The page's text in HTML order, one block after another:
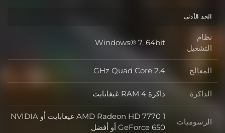
الحد الأدنى
نظام
التشغيل
نظام التشغيل
Windows® 7, 64bit
المعالج المعالج
2.4 GHz Quad Core
الذاكرة الذاكرة
ذاكرة RAM 4 غيغابايت
الرسوميات الرسوميات
AMD Radeon HD 7770 1 غيغابايت أو NVIDIA
GeForce 650 أو أفضل